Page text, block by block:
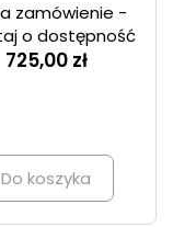
zamówienie -
o dostępność
725,00 zł
Do koszyka